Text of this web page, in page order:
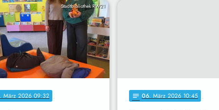
Stadtbibliothek RW21
. März 2026 09:32 notes 06. März 2026 10:45